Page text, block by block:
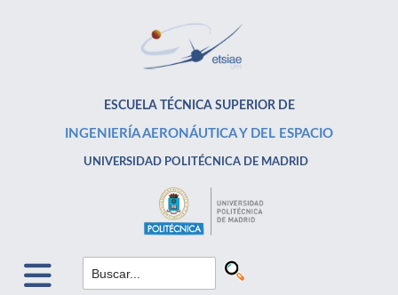
ESCUELA TÉCNICA SUPERIOR DE
INGENIERÍA AERONÁUTICA Y DEL ESPACIO
UNIVERSIDAD POLITÉCNICA DE MADRID